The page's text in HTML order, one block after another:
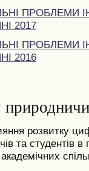
ПРОБЛЕМИ
2017
ПРОБЛЕМИ
2016
розвитку
та студентів